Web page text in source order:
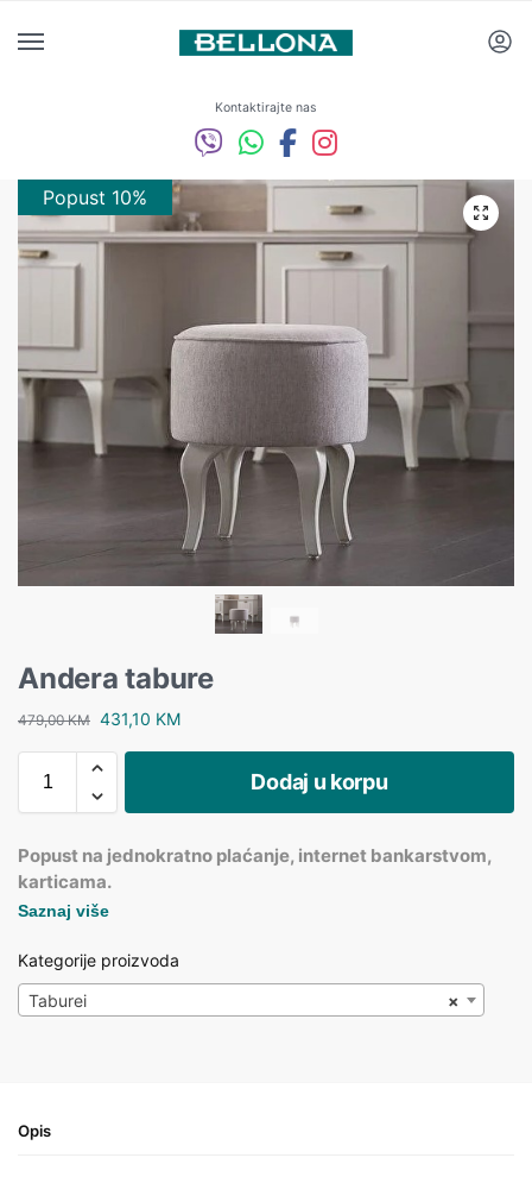
Kontaktirajte nas
Popust 10%
Andera tabure
479,00KM 431,10 KM
Dodaj u korpu
Popust na jednokratno plaćanje, internet bankarstvom,
karticama.
Saznaj više
Kategorije proizvoda
×
Taburei
Opis